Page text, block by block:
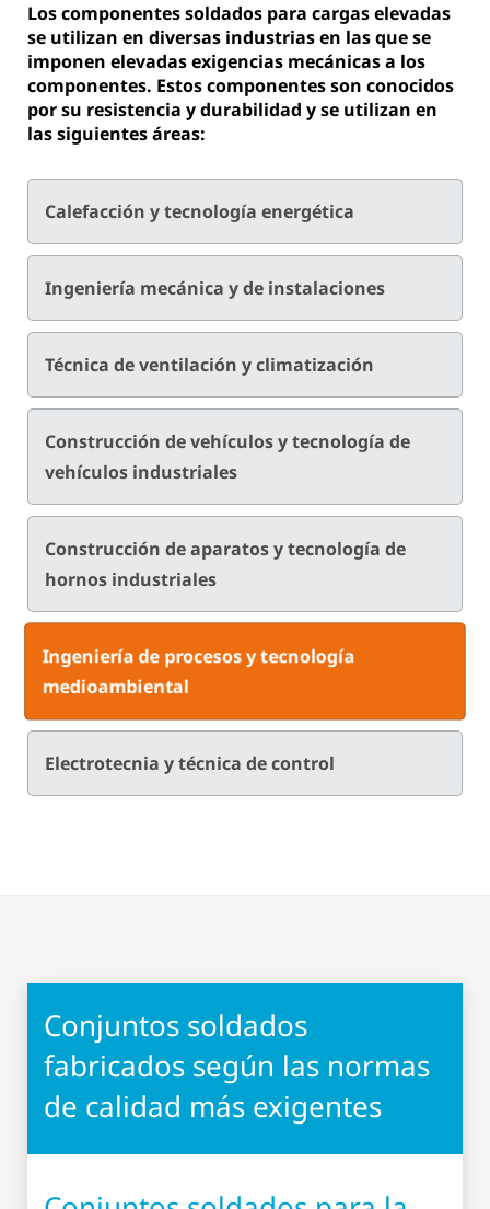
Los componentes soldados para cargas elevadas
se utilizan en diversas industrias en las que se
imponen elevadas exigencias mecánicas a los
componentes. Estos componentes son conocidos
por su resistencia y durabilidad y se utilizan en
las siguientes áreas:
Calefacción y tecnología energética
Ingeniería mecánica y de instalaciones
Técnica de ventilación y climatización
Construcción de vehículos y tecnología de
vehículos industriales
Construcción de aparatos y tecnología de
hornos industriales
Ingeniería de procesos y tecnología
medioambiental
Electrotecnia y técnica de control
Conjuntos soldados
fabricados según las normas
de calidad más exigentes